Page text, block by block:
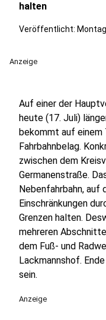
halten
Veröffentlicht:
Anzeige
Auf einer der
heute (17. Juli)
bekommt auf einem
Fahrbahnbelag.
zwischen dem
Germanenstraße.
Nebenfahrbahn, auf
Einschränkungen
Grenzen halten.
mehreren
dem Fuß- und
Lackmannshof.
sein.
Anzeige